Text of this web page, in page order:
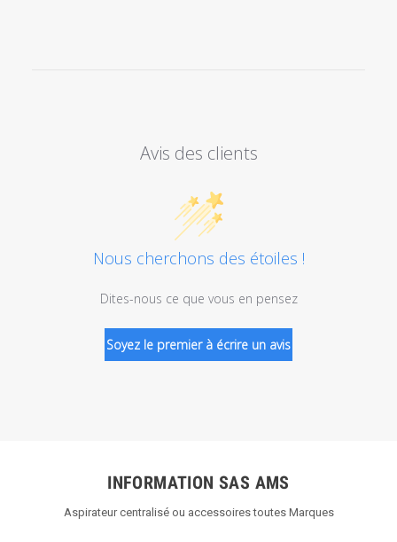
Avis des clients
Nous cherchons des étoiles !
Dites-nous ce que vous en pensez
Soyez le premier à écrire un avis
INFORMATION SAS AMS
Aspirateur centralisé ou accessoires toutes Marques